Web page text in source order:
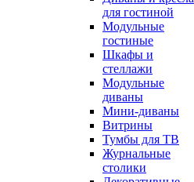
для гостиной
Модульные
гостиные
Шкафы и
стеллажи
Модульные
диваны
Мини-диваны
Витрины
Тумбы для ТВ
Журнальные
столики